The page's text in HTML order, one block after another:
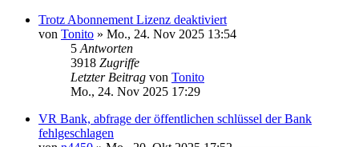
Trotz Abonnement Lizenz deaktiviert
von Tonito » Mo., 24. Nov 2025 13:54
5 Antworten
3918 Zugriffe
Letzter Beitrag von Tonito
Mo., 24. Nov 2025 17:29
VR Bank, abfrage der öffentlichen schlüssel der Bank
fehlgeschlagen